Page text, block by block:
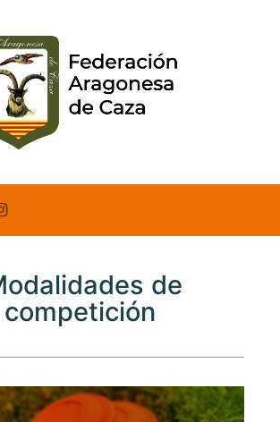
de
competición